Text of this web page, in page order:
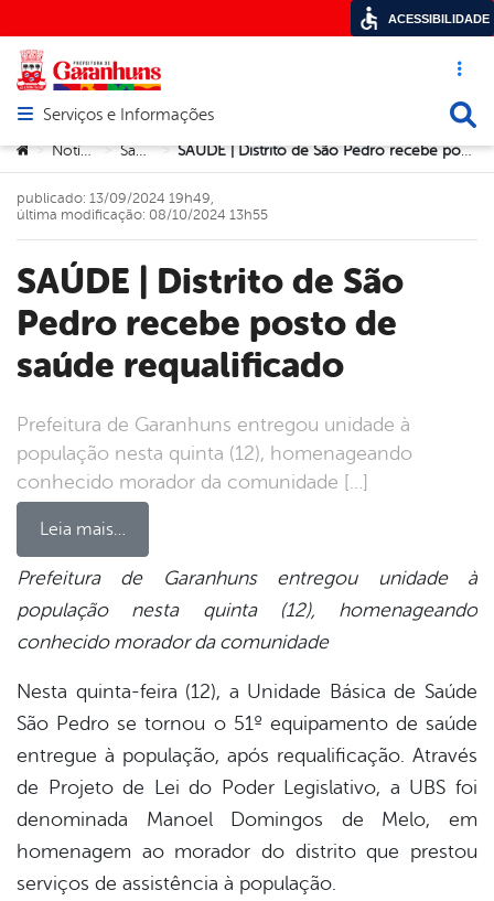
Acesso
Abrir menu principal de navegação
Serviços e Informações
Você está aqui:
> Notícias > Saúde > SAÚDE | Distrito de São Pedro recebe posto de saúde requalificado
SAÚDE | Distrito de São
Pedro recebe posto de
saúde requalificado
Prefeitura de Garanhuns entregou unidade à
população nesta quinta (12), homenageando
conhecido morador da comunidade […]
Leia mais…
publicado: 13/09/2024 19h49,
última modificação: 08/10/2024 13h55
Prefeitura de Garanhuns entregou unidade à
população nesta quinta (12), homenageando
conhecido morador da comunidade
Nesta quinta-feira (12), a Unidade Básica de Saúde
São Pedro se tornou o 51º equipamento de saúde
entregue à população, após requalificação. Através
de Projeto de Lei do Poder Legislativo, a UBS foi
denominada Manoel Domingos de Melo, em
homenagem ao morador do distrito que prestou
serviços de assistência à população.
ACESSIBILIDADE